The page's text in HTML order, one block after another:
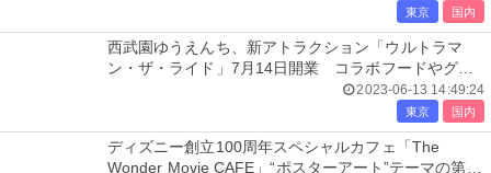
東京 国内
西武園ゆうえんち、新アトラクション「ウルトラマ
ン・ザ・ライド」7月14日開業 コラボフードやグッ
2023-06-13 14:49:24
東京 国内
ディズニー創立100周年スペシャルカフェ「The
Wonder Movie CAFE」“ポスターアート”テーマの第2